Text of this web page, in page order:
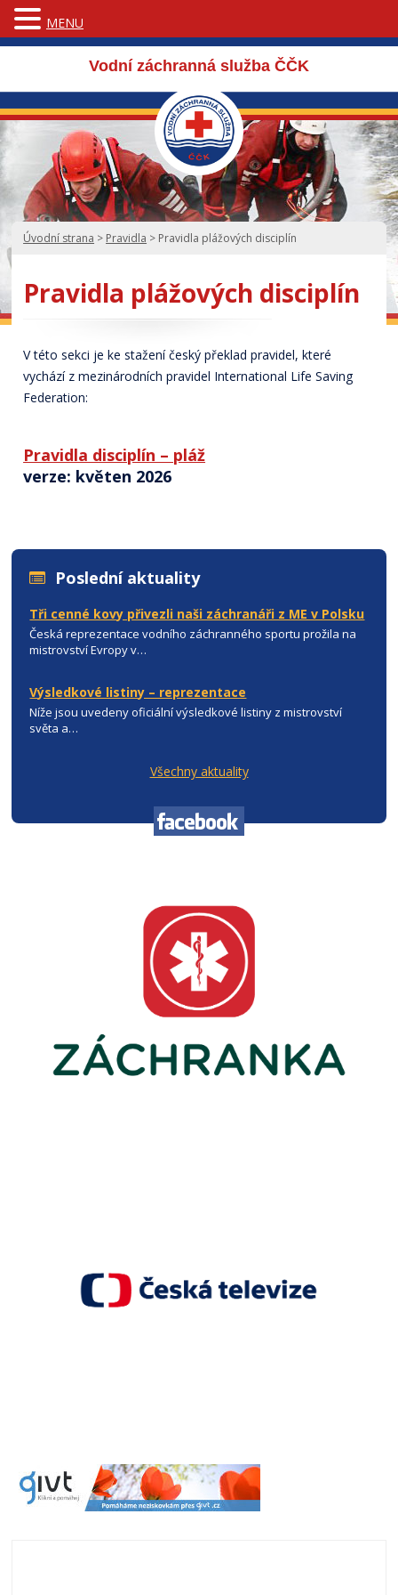
Vodní záchranná služba ČČK
Úvodní strana > Pravidla > Pravidla plážových disciplín
Pravidla plážových disciplín
V této sekci je ke stažení český překlad pravidel, které
vychází z mezinárodních pravidel International Life Saving
Federation:
Pravidla disciplín – pláž
verze: květen 2026
Poslední aktuality
Tři cenné kovy přivezli naši záchranáři z ME v Polsku
Česká reprezentace vodního záchranného sportu prožila na
mistrovství Evropy v…
Výsledkové listiny – reprezentace
Níže jsou uvedeny oficiální výsledkové listiny z mistrovství
světa a…
Všechny aktuality
MENU